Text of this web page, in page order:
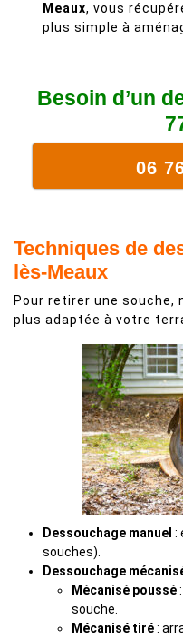
Meaux, vous
plus simple à
Besoin d’un
06
Techniques de
lès-Meaux
Pour retirer une souche,
plus adaptée à votre
Dessouchage manuel :
souches).
Dessouchage
Mécanisé poussé
souche.
Mécanisé tiré: